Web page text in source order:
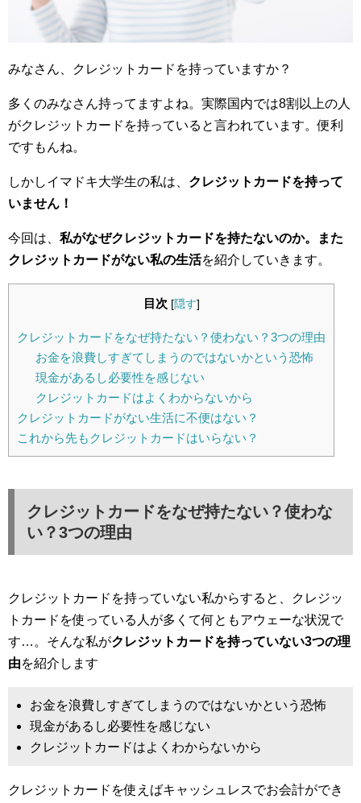
みなさん、クレジットカードを持っていますか？
多くのみなさん持ってますよね。実際国内では8割以上の人
がクレジットカードを持っていると言われています。便利
ですもんね。
しかしイマドキ大学生の私は、 クレジットカードを持って
いません！
今回は、 私がなぜクレジットカードを持たないのか。また
クレジットカードがない私の生活を紹介していきます。
目次 [隠す]
クレジットカードをなぜ持たない？使わない？3つの理由
お金を浪費しすぎてしまうのではないかという恐怖
現金があるし必要性を感じない
クレジットカードはよくわからないから
クレジットカードがない生活に不便はない？
これから先もクレジットカードはいらない？
クレジットカードをなぜ持たない？使わな
い？3つの理由
クレジットカードを持っていない私からすると、クレジッ
トカードを使っている人が多くて何ともアウェーな状況で
す…。そんな私がクレジットカードを持っていない3つの理
由を紹介します
お金を浪費しすぎてしまうのではないかという恐怖
現金があるし必要性を感じない
クレジットカードはよくわからないから
クレジットカードを使えばキャッシュレスでお会計ができ